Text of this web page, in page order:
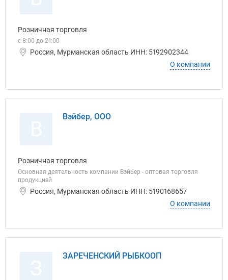
Розничная торговля
с 8:00 до 21:00
Россия, Мурманская область ИНН: 5192902344
О компании
Вэйбер, ООО
Розничная торговля
Основная деятельность компании Вэйбер - оптовая торговля
продукцией
Россия, Мурманская область ИНН: 5190168657
О компании
ЗАРЕЧЕНСКИЙ РЫБКООП